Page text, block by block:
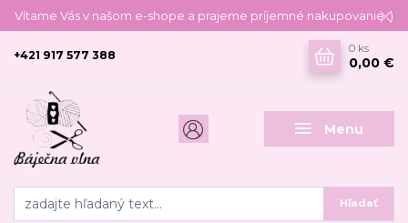
Vítame Vás v našom e-shope a prajeme príjemné nakupovanie :)
Menu
Hľadať
+421 917 577 388
0 ks
0,00 €